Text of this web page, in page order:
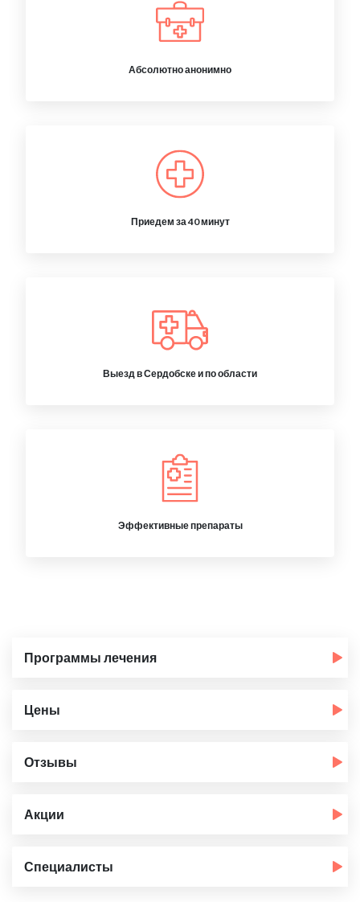
Абсолютно анонимно
Приедем за 40 минут
Выезд в Сердобске и по области
Эффективные препараты
Программы лечения
Цены
Отзывы
Акции
Специалисты